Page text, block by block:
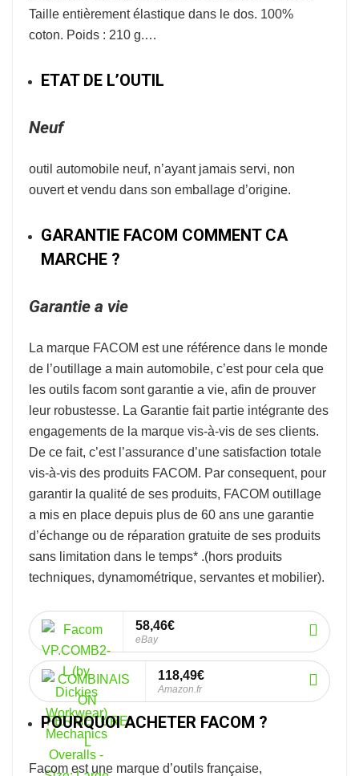
Taille entièrement élastique dans le dos. 100%
coton. Poids : 210 g.…
ETAT DE L’OUTIL
Neuf
outil automobile neuf, n’ayant jamais servi, non
ouvert et vendu dans son emballage d’origine.
GARANTIE FACOM COMMENT CA
MARCHE ?
Garantie a vie
La marque FACOM est une référence dans le monde
de l’outillage a main automobile, c’est pour cela que
les outils facom sont garantie a vie, afin de prouver
leur robustesse. La Garantie fait partie intégrante des
engagements de la marque vis-à-vis de ses clients.
De ce fait, c’est l’assurance d’une satisfaction totale
vis-à-vis des produits FACOM. Par consequent, pour
garantir la qualité de ses produits, FACOM outillage
a mis en place depuis plus de 60 ans une garantie
d’échange ou de réparation gratuite de ses produits
sans limitation dans le temps* .(hors produits
techniques, dynamométrique, servantes et mobilier).
58,46€
eBay
118,49€
Amazon.fr
POURQUOI ACHETER FACOM ?
Facom est une marque d’outils française,